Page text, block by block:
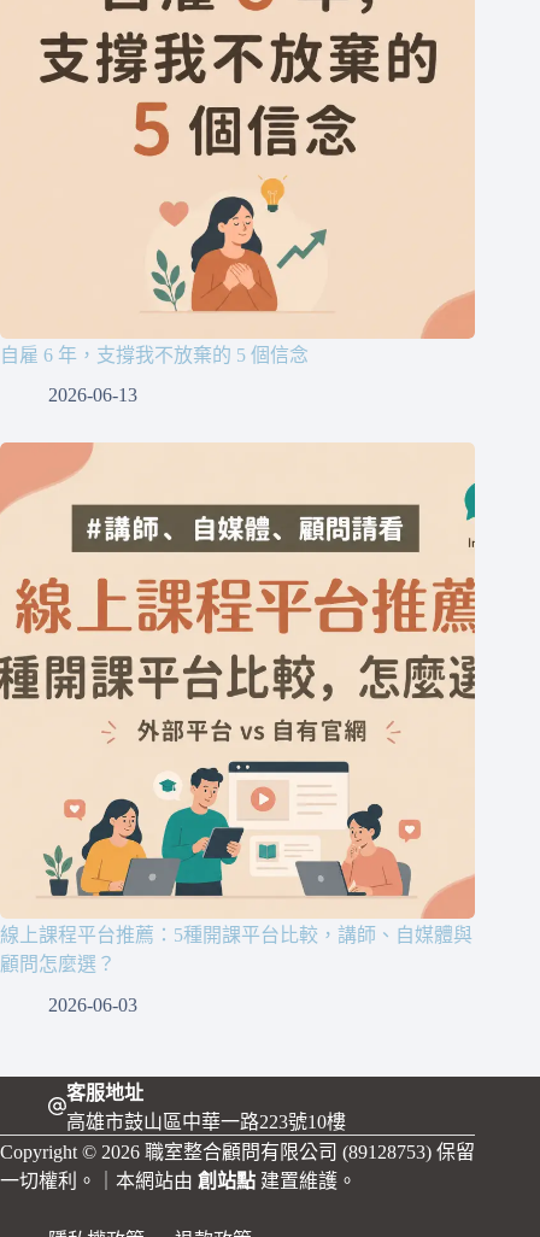
自雇 6 年，支撐我不放棄的 5 個信念
2026-06-13
線上課程平台推薦：5種開課平台比較，講師、自媒體與
顧問怎麼選？
2026-06-03
客服地址
高雄市鼓山區中華一路223號10樓
Copyright © 2026 職室整合顧問有限公司 (89128753) 保留
一切權利。｜本網站由 創站點 建置維護。